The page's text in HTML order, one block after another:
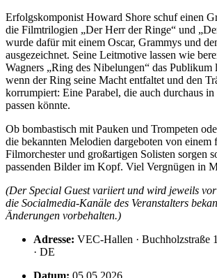
Erfolgskomponist Howard Shore schuf einen
die Filmtrilogien „Der Herr der Ringe“ und
wurde dafür mit einem Oscar, Grammys und
ausgezeichnet. Seine Leitmotive lassen wie
Wagners „Ring des Nibelungen“ das Publikum
wenn der Ring seine Macht entfaltet und den
korrumpiert: Eine Parabel, die auch durchaus
passen könnte.
Ob bombastisch mit Pauken und Trompeten
die bekannten Melodien dargeboten von einem
Filmorchester und großartigen Solisten sorgen
passenden Bilder im Kopf. Viel Vergnügen in
(Der Special Guest variiert und wird jeweils
die Socialmedia-Kanäle des Veranstalters
Änderungen vorbehalten.)
Adresse: VEC-Hallen · Buchholzstraße
· DE
Datum: 05.05.2026